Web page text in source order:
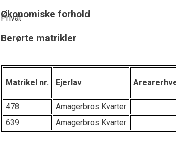
Økonomiske forhold
Privat
Berørte matrikler
Matrikel nr. Ejerlav
478
Amagerbros Kvarter
639
Amagerbros Kvarter